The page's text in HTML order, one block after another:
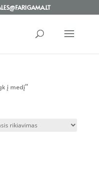
į medį”